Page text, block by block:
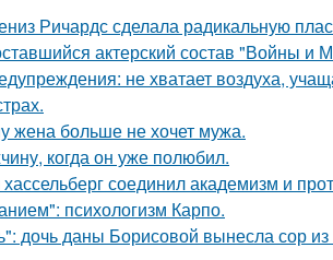
Ричардс сделала радикальную
актерский состав "Войны и
не хватает воздуха,
жена больше не хочет мужа.
когда он уже полюбил.
соединил академизм и
психологизм Карпо.
дочь даны Борисовой вынесла сор из